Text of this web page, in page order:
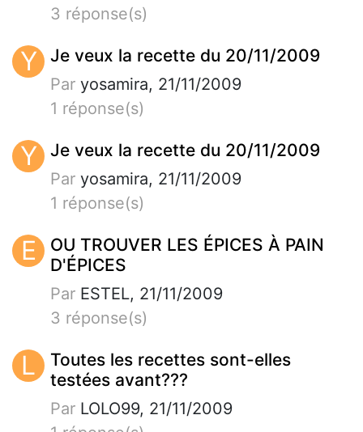
3 réponse(s)
Y Je veux la recette du 20/11/2009
Par yosamira, 21/11/2009
1 réponse(s)
Y Je veux la recette du 20/11/2009
Par yosamira, 21/11/2009
1 réponse(s)
E
OU TROUVER LES ÉPICES À PAIN
D'ÉPICES
Par ESTEL, 21/11/2009
3 réponse(s)
L
Toutes les recettes sont-elles
testées avant???
Par LOLO99, 21/11/2009